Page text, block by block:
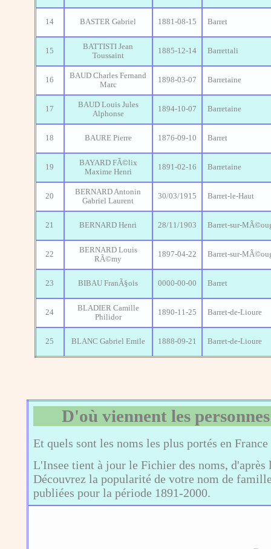
14 BASTER Gabriel 1881-08-15 Barret
15
BATTISTI Jean
Toussaint
1885-12-14 Barrettali
16
BAUD Charles Fernand
Marc
1898-03-07 Barretaine
17
BAUD Louis Jules
Alphonse
1894-10-07 Barretaine
18 BAURE Pierre 1876-09-10 Barret
19
BAYARD FÃ©lix
Maxime Henri
1891-02-16 Barretaine
20
BERNARD Antonin
Gabriel Laurent
30/03/1915 Barret-le-Haut
21 BERNARD Henri 28/11/1903 Barret-sur-
22
BERNARD Louis
RÃ©my
1897-04-22 Barret-sur-
23 BIBAU FranÃ§ois 0000-00-00 Barret
24
BLADIER Camille
Philidor
1890-11-25 Barret-de-Lioure
25 BLANC Gabriel Emile 1888-09-21 Barret-de-Lioure
D'où viennent les
Et quels sont les noms les plus portés en
L'Insee tient à jour le Fichier des noms,
Découvrez la popularité de votre nom de
publiées pour la période 1891-2000.